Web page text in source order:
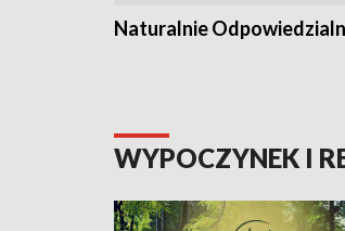
Naturalnie
WYPOCZYNEK I